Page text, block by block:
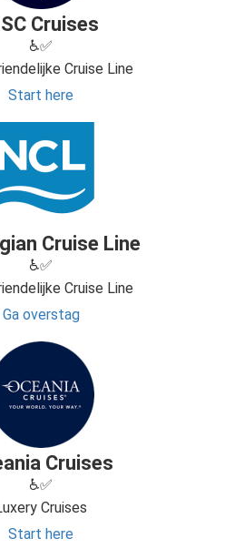
Cruises
♿✅
Cruise Line
Start here
Cruise Line
♿✅
Cruise Line
Ga overstag
Cruises
♿✅
Cruises
Start here